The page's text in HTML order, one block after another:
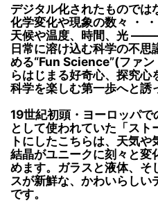
デジタル化されたものでは
化学変化や現象の数々 ・ ・
天候や温度、時間、光
日常に溶け込む科学の不思
める“Fun Science”(ファン
らはじまる好奇心、探究
科学を楽しむ第一歩へと誘
19世紀初頭・ヨーロッパ
として使われていた「ス
トにしたこちらは、天気
結晶がユニークに刻々と変
めます。ガラスと液体、そ
スが新鮮な、かわいらしい
です。